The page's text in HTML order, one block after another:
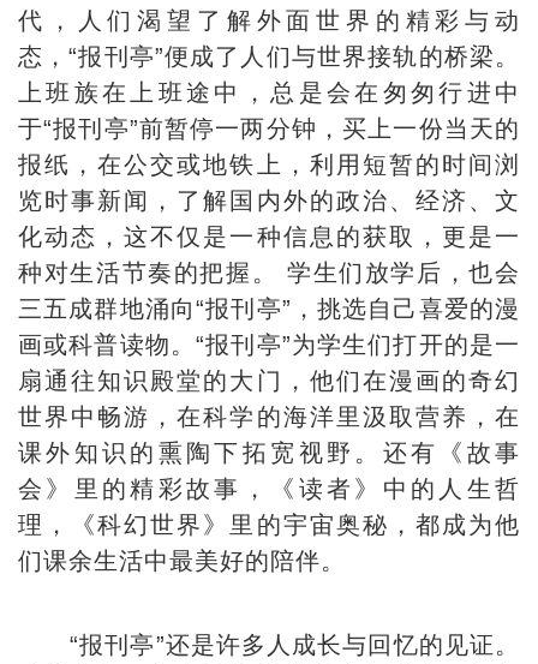
代，人们渴望了解外面世界的精彩与动
态，“报刊亭”便成了人们与世界接轨的桥梁。
上班族在上班途中，总是会在匆匆行进中
于“报刊亭”前暂停一两分钟，买上一份当天的
报纸，在公交或地铁上，利用短暂的时间浏
览时事新闻，了解国内外的政治、经济、文
化动态，这不仅是一种信息的获取，更是一
种对生活节奏的把握。 学生们放学后，也会
三五成群地涌向“报刊亭”，挑选自己喜爱的漫
画或科普读物。“报刊亭”为学生们打开的是一
扇通往知识殿堂的大门，他们在漫画的奇幻
世界中畅游，在科学的海洋里汲取营养，在
课外知识的熏陶下拓宽视野。还有《故事
会》里的精彩故事，《读者》中的人生哲
理，《科幻世界》里的宇宙奥秘，都成为他
们课余生活中最美好的陪伴。
“报刊亭”还是许多人成长与回忆的见证。